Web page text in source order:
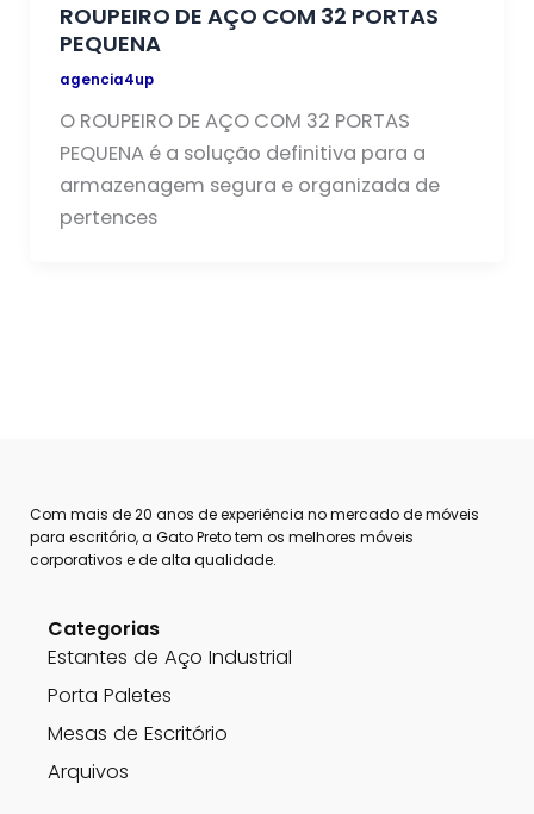
ROUPEIRO DE AÇO COM 32 PORTAS
PEQUENA
agencia4up
O ROUPEIRO DE AÇO COM 32 PORTAS
PEQUENA é a solução definitiva para a
armazenagem segura e organizada de
pertences
Com mais de 20 anos de experiência no mercado de móveis
para escritório, a Gato Preto tem os melhores móveis
corporativos e de alta qualidade.
Categorias
Estantes de Aço Industrial
Porta Paletes
Mesas de Escritório
Arquivos